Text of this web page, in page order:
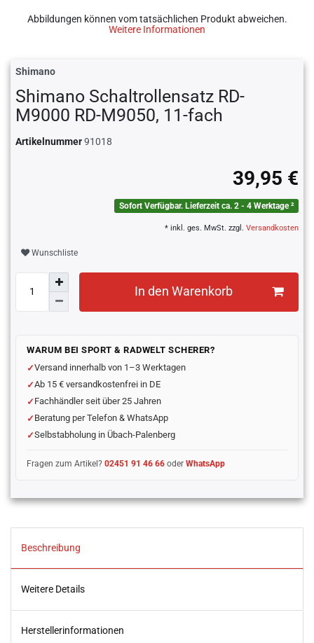
Abbildungen können vom tatsächlichen Produkt abweichen.
Weitere Informationen
Shimano
Shimano Schaltrollensatz RD-
M9000 RD-M9050, 11-fach
Artikelnummer91018
39,95 €
Sofort Verfügbar. Lieferzeit ca. 2 - 4 Werktage ²
* inkl. ges. MwSt. zzgl. Versandkosten
Wunschliste
In den Warenkorb
WARUM BEI SPORT & RADWELT SCHERER?
Versand innerhalb von 1–3 Werktagen
Ab 15 € versandkostenfrei in DE
Fachhändler seit über 25 Jahren
Beratung per Telefon & WhatsApp
Selbstabholung in Übach-Palenberg
Fragen zum Artikel?02451 91 46 66 oderWhatsApp
Beschreibung
Weitere Details
Herstellerinformationen